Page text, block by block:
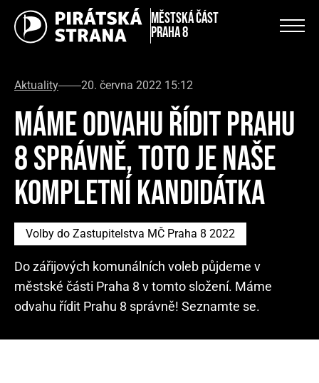
městská část
Praha 8
Aktuality 20. června 2022 15:12
MÁME ODVAHU ŘÍDIT PRAHU
8 SPRÁVNĚ, TOTO JE NAŠE
KOMPLETNÍ KANDIDÁTKA
Volby do Zastupitelstva MČ Praha 8 2022
Do zářijových komunálních voleb půjdeme v
městské části Praha 8 v tomto složení. Máme
odvahu řídit Prahu 8 správně! Seznamte se.